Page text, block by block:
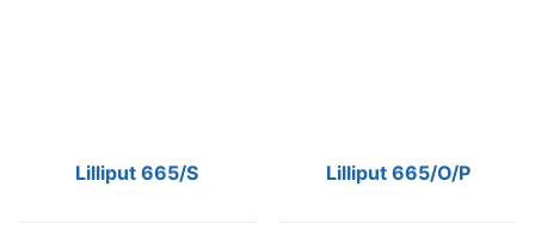
Lilliput 665/S Lilliput 665/O/P